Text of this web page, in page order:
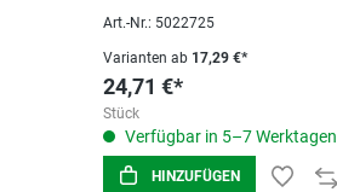
Art.-Nr.: 5022725
Varianten ab17,29 €*
24,71 €*
Stück
Verfügbar in 5–7 Werktagen
HINZUFÜGEN